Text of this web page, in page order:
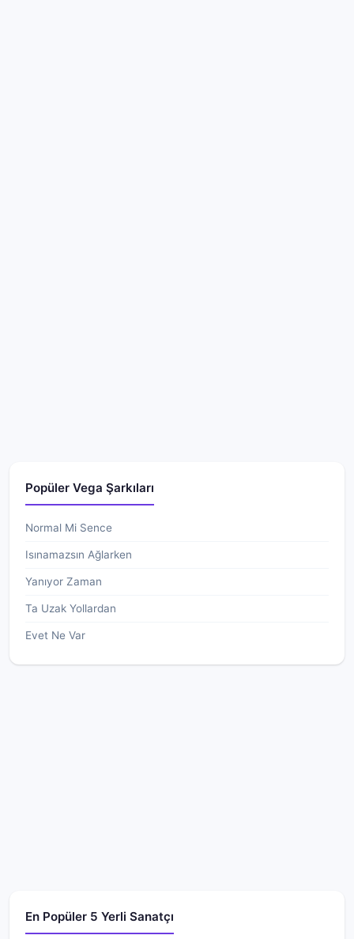
Popüler Vega Şarkıları
Normal Mi Sence
Isınamazsın Ağlarken
Yanıyor Zaman
Ta Uzak Yollardan
Evet Ne Var
En Popüler 5 Yerli Sanatçı